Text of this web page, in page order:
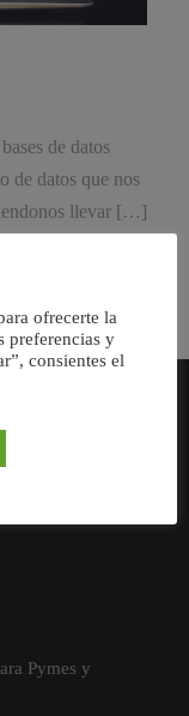
de datos
de datos que nos
llevar […]
Pymes y
ofrecerte la
preferencias y
consientes el